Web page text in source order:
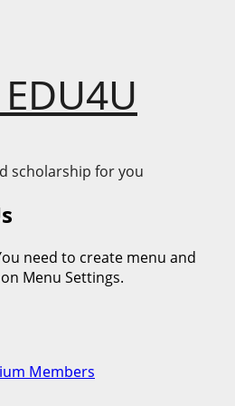
scholarship for you
need to create menu and
Menu Settings.
Members